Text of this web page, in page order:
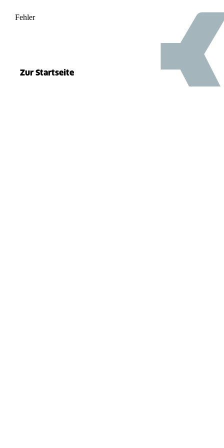
Fehler 500
Zur Startseite